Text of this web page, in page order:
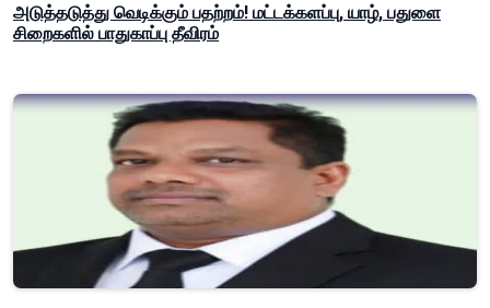
அடுத்தடுத்து வெடிக்கும் பதற்றம்! மட்டக்களப்பு, யாழ், பதுளை
சிறைகளில் பாதுகாப்பு தீவிரம்